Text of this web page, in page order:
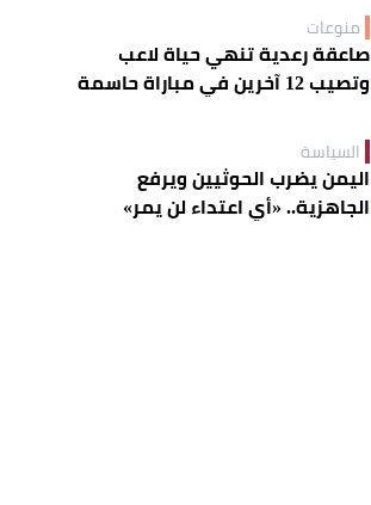
منوعات
صاعقة رعدية تنهي حياة لاعب
وتصيب 12 آخرين في مباراة حاسمة
السياسة
اليمن يضرب الحوثيين ويرفع
الجاهزية.. «أي اعتداء لن يمر»